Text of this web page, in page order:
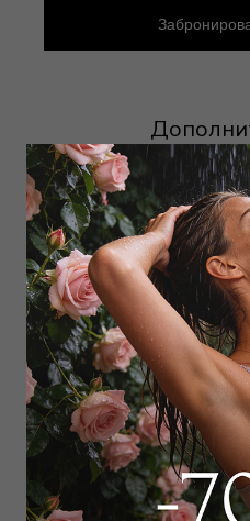
Туника
22 000 ₽ 11 700 ₽